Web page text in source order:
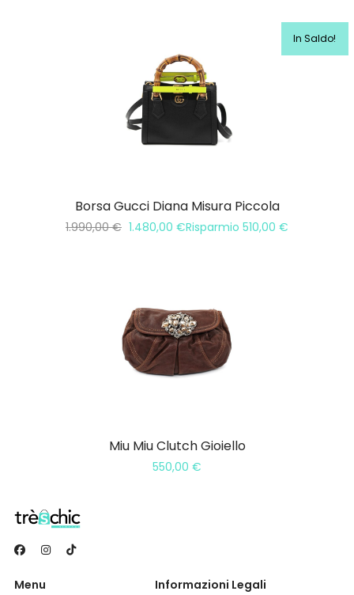
In Saldo!
Borsa Gucci Diana Misura Piccola
1.990,00€ 1.480,00 €Risparmio 510,00 €
Miu Miu Clutch Gioiello
550,00 €
Menu Informazioni Legali